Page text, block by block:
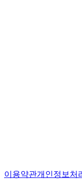
이용약관개인정보처